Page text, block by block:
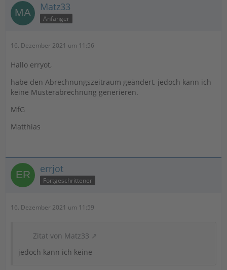
Matz33
Anfänger
16. Dezember 2021 um 11:56
Hallo erryot,
habe den Abrechnungszeitraum geändert, jedoch kann ich
keine Musterabrechnung generieren.
MfG
Matthias
errjot
Fortgeschrittener
16. Dezember 2021 um 11:59
Zitat von Matz33
jedoch kann ich keine